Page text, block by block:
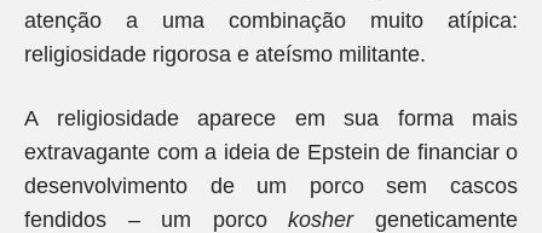
atenção a uma combinação muito atípica:
religiosidade rigorosa e ateísmo militante.
A religiosidade aparece em sua forma mais
extravagante com a ideia de Epstein de financiar o
desenvolvimento de um porco sem cascos
fendidos – um porcokoshergeneticamente